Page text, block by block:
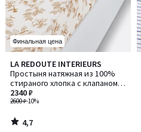
Финальная цена
LA REDOUTE INTERIEURS
Простыня натяжная из 100%
стираного хлопка с клапаном
30 см, Granadille / Гранадиль
2600 ₽-10%
2340 ₽
4,7
/ 5
4,7
/